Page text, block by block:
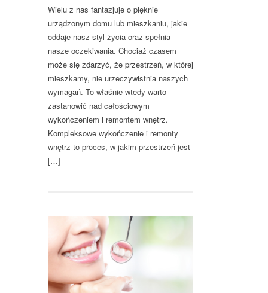
Wielu z nas fantazjuje o pięknie
urządzonym domu lub mieszkaniu, jakie
oddaje nasz styl życia oraz spełnia
nasze oczekiwania. Chociaż czasem
może się zdarzyć, że przestrzeń, w której
mieszkamy, nie urzeczywistnia naszych
wymagań. To właśnie wtedy warto
zastanowić nad całościowym
wykończeniem i remontem wnętrz.
Kompleksowe wykończenie i remonty
wnętrz to proces, w jakim przestrzeń jest
[…]